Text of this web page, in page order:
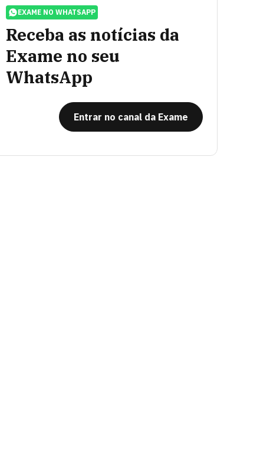
EXAME NO WHATSAPP
Receba as notícias da
Exame no seu
WhatsApp
Entrar no canal da Exame